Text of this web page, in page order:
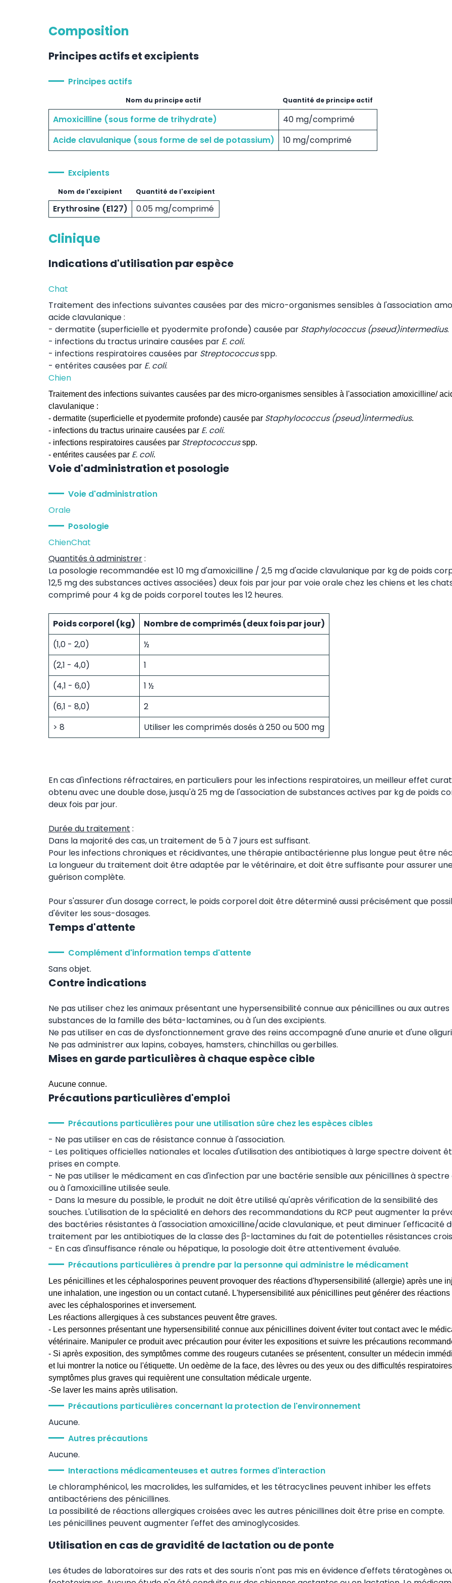
Composition
Principes actifs et excipients
Principes actifs
Nom du principe actif Quantité de principe actif
Amoxicilline (sous forme de trihydrate)
40 mg/comprimé
Acide clavulanique (sous forme de sel de potassium)
10 mg/comprimé
Excipients
Nom de l'excipient Quantité de l'excipient
Erythrosine (E127) 0.05 mg/comprimé
Clinique
Indications d'utilisation par espèce
Chat
Traitement des infections suivantes causées par des micro-organismes sensibles à l'association
acide clavulanique :
- dermatite (superficielle et pyodermite profonde) causée par Staphylococcus (pseud)intermedius.
- infections du tractus urinaire causées par E. coli.
- infections respiratoires causées par Streptococcusspp.
- entérites causées par E. coli.
Chien
Traitement des infections suivantes causées par des micro-organismes sensibles à l'association amoxicilline/
clavulanique :
- dermatite (superficielle et pyodermite profonde) causée par Staphylococcus (pseud)intermedius.
- infections du tractus urinaire causées par E. coli.
- infections respiratoires causées par Streptococcusspp.
- entérites causées par E. coli.
Voie d'administration et posologie
Voie d'administration
Orale
Posologie
ChienChat
Quantités à administrer:
La posologie recommandée est 10 mg d'amoxicilline / 2,5 mg d'acide clavulanique par kg de poids
12,5 mg des substances actives associées) deux fois par jour par voie orale chez les chiens et les
comprimé pour 4 kg de poids corporel toutes les 12 heures.
Poids corporel (kg)
Nombre de comprimés (deux fois par jour)
(1,0 - 2,0)
½
(2,1 - 4,0)
1
(4,1 - 6,0)
1 ½
(6,1 - 8,0)
2
> 8
Utiliser les comprimés dosés à 250 ou 500 mg
En cas d'infections réfractaires, en particuliers pour les infections respiratoires, un meilleur effet
obtenu avec une double dose, jusqu'à 25 mg de l'association de substances actives par kg de poids
deux fois par jour.
Durée du traitement :
Dans la majorité des cas, un traitement de 5 à 7 jours est suffisant.
Pour les infections chroniques et récidivantes, une thérapie antibactérienne plus longue peut être
La longueur du traitement doit être adaptée par le vétérinaire, et doit être suffisante pour assurer
guérison complète.
Pour s'assurer d'un dosage correct, le poids corporel doit être déterminé aussi précisément que
d'éviter les sous-dosages.
Temps d'attente
Complément d'information temps d'attente
Sans objet.
Contre indications
Ne pas utiliser chez les animaux présentant une hypersensibilité connue aux pénicillines ou aux autres
substances de la famille des béta-lactamines, ou à l'un des excipients.
Ne pas utiliser en cas de dysfonctionnement grave des reins accompagné d'une anurie et d'une
Ne pas administrer aux lapins, cobayes, hamsters, chinchillas ou gerbilles.
Mises en garde particulières à chaque espèce cible
Aucune connue.
Précautions particulières d'emploi
Précautions particulières pour une utilisation sûre chez les espèces cibles
- Ne pas utiliser en cas de résistance connue à l'association.
- Les politiques officielles nationales et locales d'utilisation des antibiotiques à large spectre doivent
prises en compte.
- Ne pas utiliser le médicament en cas d'infection par une bactérie sensible aux pénicillines à
ou à l'amoxicilline utilisée seule.
- Dans la mesure du possible, le produit ne doit être utilisé qu'après vérification de la sensibilité des
souches. L'utilisation de la spécialité en dehors des recommandations du RCP peut augmenter la
des bactéries résistantes à l'association amoxicilline/acide clavulanique, et peut diminuer l'efficacité
traitement par les antibiotiques de la classe des β-lactamines du fait de potentielles résistances
- En cas d'insuffisance rénale ou hépatique, la posologie doit être attentivement évaluée.
Précautions particulières à prendre par la personne qui administre le médicament
Les pénicillines et les céphalosporines peuvent provoquer des réactions d'hypersensibilité (allergie) après une
une inhalation, une ingestion ou un contact cutané. L'hypersensibilité aux pénicillines peut générer des
avec les céphalosporines et inversement.
Les réactions allergiques à ces substances peuvent être graves.
- Les personnes présentant une hypersensibilité connue aux pénicillines doivent éviter tout contact avec le
vétérinaire. Manipuler ce produit avec précaution pour éviter les expositions et suivre les précautions
- Si après exposition, des symptômes comme des rougeurs cutanées se présentent, consulter un médecin
et lui montrer la notice ou l'étiquette. Un oedème de la face, des lèvres ou des yeux ou des difficultés
symptômes plus graves qui requièrent une consultation médicale urgente.
-Se laver les mains après utilisation.
Précautions particulières concernant la protection de l'environnement
Aucune.
Autres précautions
Aucune.
Interactions médicamenteuses et autres formes d'interaction
Le chloramphénicol, les macrolides, les sulfamides, et les tétracyclines peuvent inhiber les effets
antibactériens des pénicillines.
La possibilité de réactions allergiques croisées avec les autres pénicillines doit être prise en compte.
Les pénicillines peuvent augmenter l'effet des aminoglycosides.
Utilisation en cas de gravidité de lactation ou de ponte
Les études de laboratoires sur des rats et des souris n'ont pas mis en évidence d'effets tératogènes